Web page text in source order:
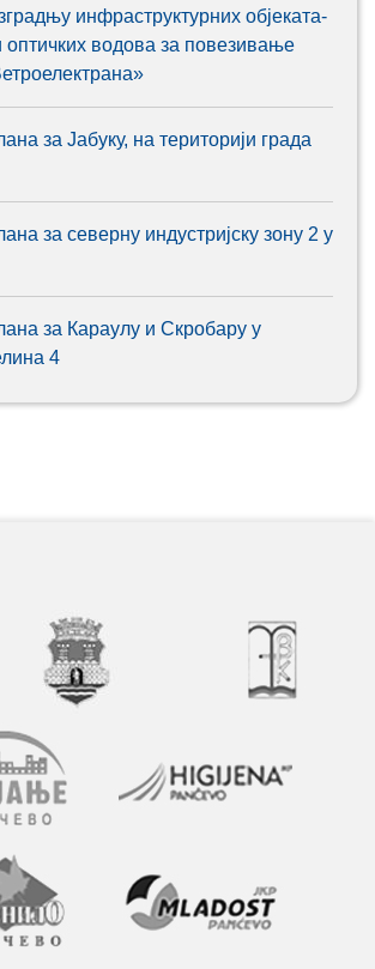
инфраструктурних објеката-
оптичких водова за повезивање
за Јабуку, на територији града
за северну индустријску зону 2 у
за Караулу и Скробару у
4